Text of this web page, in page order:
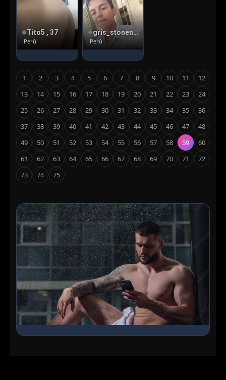
Tito5 , 37
Perú
gris_stonen , 24
Perú
1 2 3 4 5 6 7 8 9 10 11
12
13
14 15 16 17 18 19 20 21 22 23
24
25
26 27 28 29 30 31 32 33 34 35
36
37
38 39 40 41 42 43 44 45 46 47
48
49
50 51 52 53 54 55 56 57 58 59
60
61
62 63 64 65 66 67 68 69 70 71
72
73
74 75